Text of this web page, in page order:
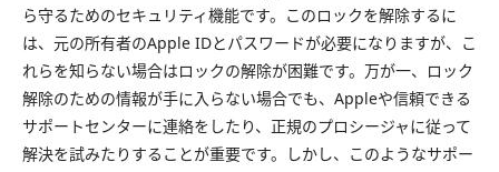
ら守るためのセキュリティ機能です。このロックを解除するに
は、元の所有者のApple IDとパスワードが必要になりますが、こ
れらを知らない場合はロックの解除が困難です。万が一、ロック
解除のための情報が手に入らない場合でも、Appleや信頼できる
サポートセンターに連絡をしたり、正規のプロシージャに従って
解決を試みたりすることが重要です。しかし、このようなサポー